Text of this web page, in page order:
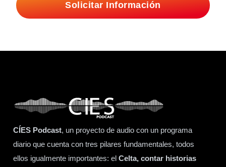
Solicitar Información
CÍES Podcast, un proyecto de audio con un programa
diario que cuenta con tres pilares fundamentales, todos
ellos igualmente importantes: el Celta, contar historias